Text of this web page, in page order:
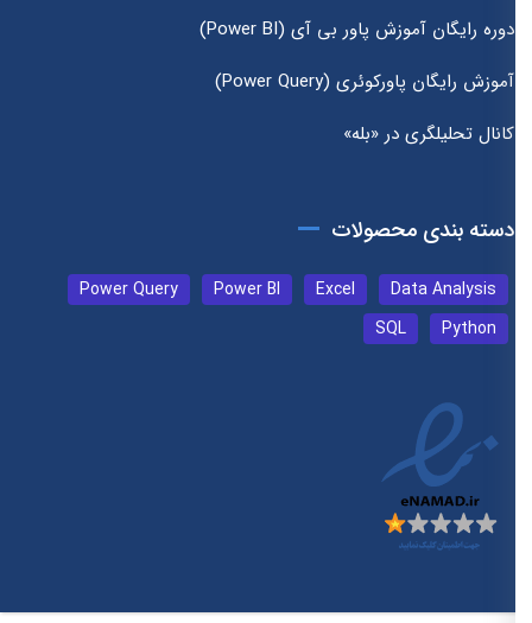
دوره رایگان آموزش پاور بی آی (Power BI)
آموزش رایگان پاورکوئری (Power Query)
کانال تحلیلگری در «بله»
دسته بندی محصولات
Data Analysis
Excel
Power BI
Power Query
Python
SQL